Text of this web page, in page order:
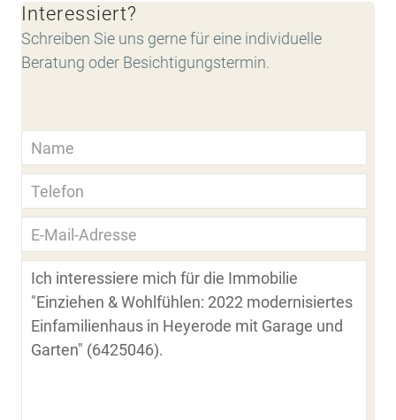
Interessiert?
Schreiben Sie uns gerne für eine individuelle
Beratung oder Besichtigungstermin.